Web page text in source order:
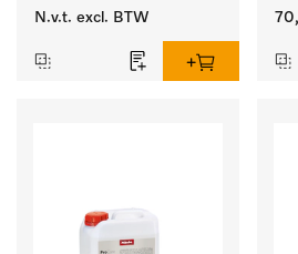
bodem voor een
greephoogte.
N.v.t. excl. BTW
en